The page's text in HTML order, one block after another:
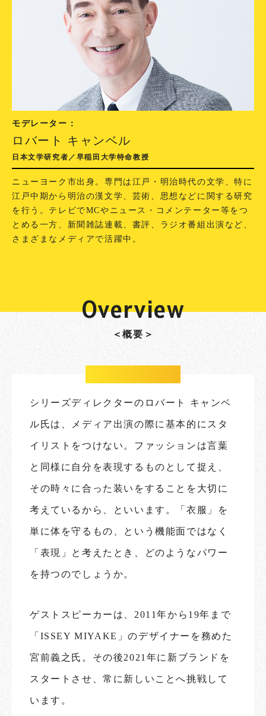
モデレーター：
ロバート キャンベル
日本文学研究者／早稲田大学特命教授
ニューヨーク市出身。専門は江戸・明治時代の文学、特に
江戸中期から明治の漢文学、芸術、思想などに関する研究
を行う。テレビでMCやニュース・コメンテーター等をつ
とめる一方、新聞雑誌連載、書評、ラジオ番組出演など、
さまざまなメディアで活躍中。
Overview
＜概要＞
シリーズディレクターのロバート キャンベ
ル氏は、メディア出演の際に基本的にスタ
イリストをつけない。ファッションは言葉
と同様に自分を表現するものとして捉え、
その時々に合った装いをすることを大切に
考えているから、といいます。「衣服」を
単に体を守るもの、という機能面ではなく
「表現」と考えたとき、どのようなパワー
を持つのでしょうか。
ゲストスピーカーは、2011年から19年まで
「ISSEY MIYAKE」のデザイナーを務めた
宮前義之氏。その後2021年に新ブランドを
スタートさせ、常に新しいことへ挑戦して
います。